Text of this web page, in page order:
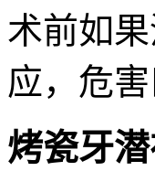
术前如
应，危害
烤瓷牙